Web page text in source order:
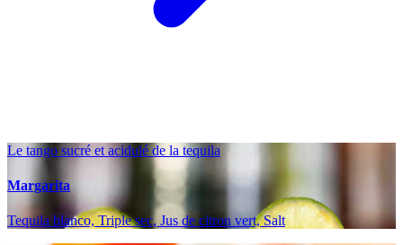
Le tango sucré et acidulé de la tequila
Margarita
Tequila blanco, Triple sec, Jus de citron vert, Salt